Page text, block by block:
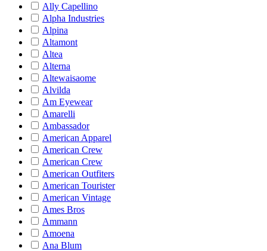
Ally Capellino
Alpha Industries
Alpina
Altamont
Altea
Alterna
Altewaisaome
Alvilda
Am Eyewear
Amarelli
Ambassador
American Apparel
American Crew
American Crew
American Outfiters
American Tourister
American Vintage
Ames Bros
Ammann
Amoena
Ana Blum